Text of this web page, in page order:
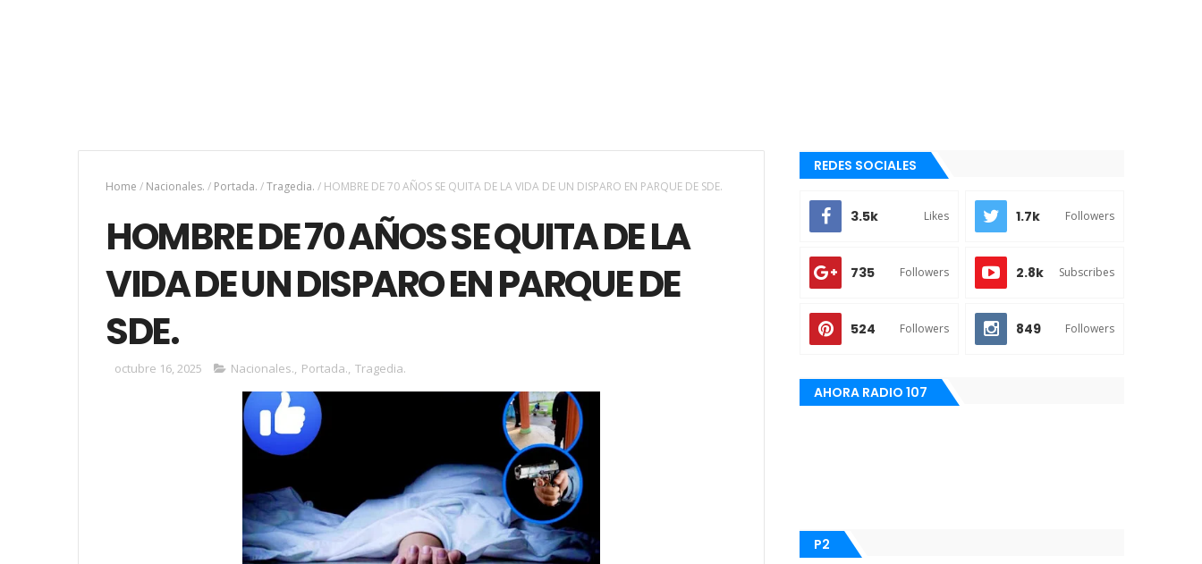
Home / Nacionales. / Portada. /Tragedia. / HOMBRE DE 70 AÑOS SE QUITA DE LA VIDA DE UN DISPARO EN PARQUE DE SDE.
HOMBRE DE 70 AÑOS SE QUITA DE LA
VIDA DE UN DISPARO EN PARQUE DE
SDE.
octubre 16, 2025 Nacionales., Portada., Tragedia.
REDES SOCIALES
3.5k Likes 1.7k Followers
735 Followers 2.8k Subscribes
524 Followers 849 Followers
AHORA RADIO 107
P2